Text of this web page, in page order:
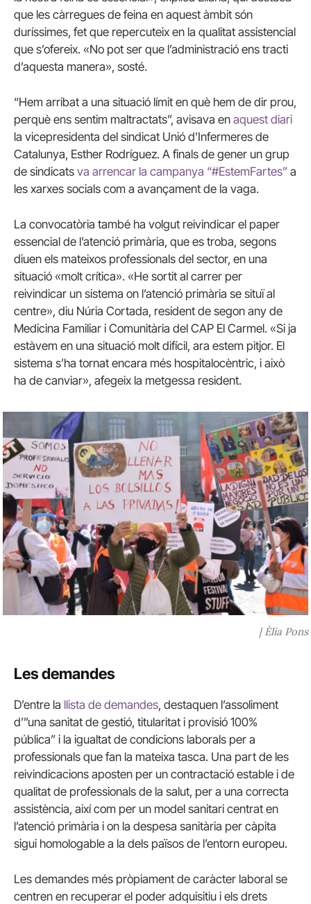
que les càrregues de feina en aquest àmbit són
duríssimes, fet que repercuteix en la qualitat assistencial
que s’ofereix. «No pot ser que l’administració ens tracti
d’aquesta manera», sosté.
“Hem arribat a una situació límit en què hem de dir prou,
perquè ens sentim maltractats”, avisava en aquest diari
la vicepresidenta del sindicat Unió d’Infermeres de
Catalunya, Esther Rodríguez. A finals de gener un grup
de sindicats va arrencar la campanya “#EstemFartes” a
les xarxes socials com a avançament de la vaga.
La convocatòria també ha volgut reivindicar el paper
essencial de l’atenció primària, que es troba, segons
diuen els mateixos professionals del sector, en una
situació «molt crítica». «He sortit al carrer per
reivindicar un sistema on l’atenció primària se situï al
centre», diu Núria Cortada, resident de segon any de
Medicina Familiar i Comunitària del CAP El Carmel. «Si ja
estàvem en una situació molt difícil, ara estem pitjor. El
sistema s’ha tornat encara més hospitalocèntric, i això
ha de canviar», afegeix la metgessa resident.
| Èlia Pons
Les demandes
D’entre la llista de demandes, destaquen l’assoliment
d’”una sanitat de gestió, titularitat i provisió 100%
pública” i la igualtat de condicions laborals per a
professionals que fan la mateixa tasca. Una part de les
reivindicacions aposten per un contractació estable i de
qualitat de professionals de la salut, per a una correcta
assistència, així com per un model sanitari centrat en
l’atenció primària i on la despesa sanitària per càpita
sigui homologable a la dels països de l’entorn europeu.
Les demandes més pròpiament de caràcter laboral se
centren en recuperar el poder adquisitiu i els drets